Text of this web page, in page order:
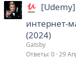
интернет-
(2024)
Gatsby
Ответы 0 29